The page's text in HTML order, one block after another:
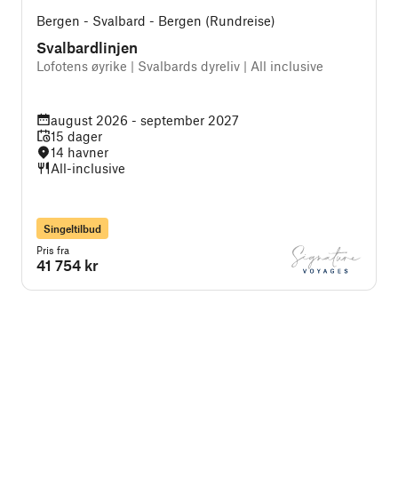
Bergen - Svalbard - Bergen (Rundreise)
Svalbardlinjen
Lofotens øyrike | Svalbards dyreliv | All inclusive
august 2026 - september 2027
15 dager
14 havner
All-inclusive
Singeltilbud
Pris fra
41 754 kr